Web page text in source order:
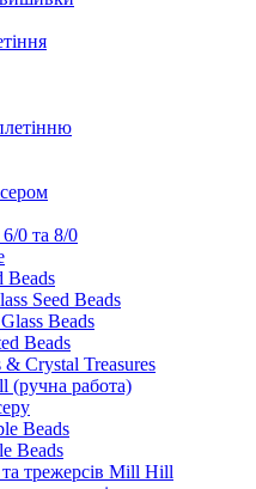
6/0 та 8/0
Beads
Seed Beads
Beads
Beads
Crystal Treasures
(ручна работа)
Beads
Beads
трежерсів Mill Hill